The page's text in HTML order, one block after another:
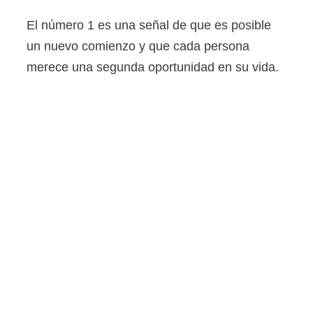
El número 1 es una señal de que es posible
un nuevo comienzo y que cada persona
merece una segunda oportunidad en su vida.